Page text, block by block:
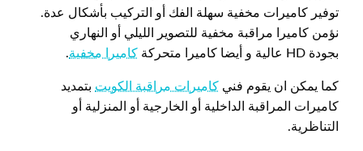
توفير كاميرات مخفية سهلة الفك أو التركيب بأشكال عدة.
نؤمن كاميرا مراقبة مخفية للتصوير الليلي أو النهاري
بجودة HD عالية و أيضا كاميرا متحركة
كاميرا مخفية.
كما يمكن ان يقوم فني كاميرات مراقبة الكويت بتمديد
كاميرات المراقبة الداخلية أو الخارجية أو المنزلية أو
التناظرية.